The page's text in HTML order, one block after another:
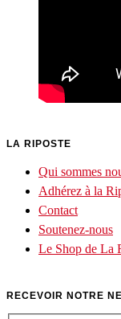
LA RIPOSTE
Qui sommes
Adhérez à la
Contact
Soutenez-nous
Le Shop de La
RECEVOIR NOTRE